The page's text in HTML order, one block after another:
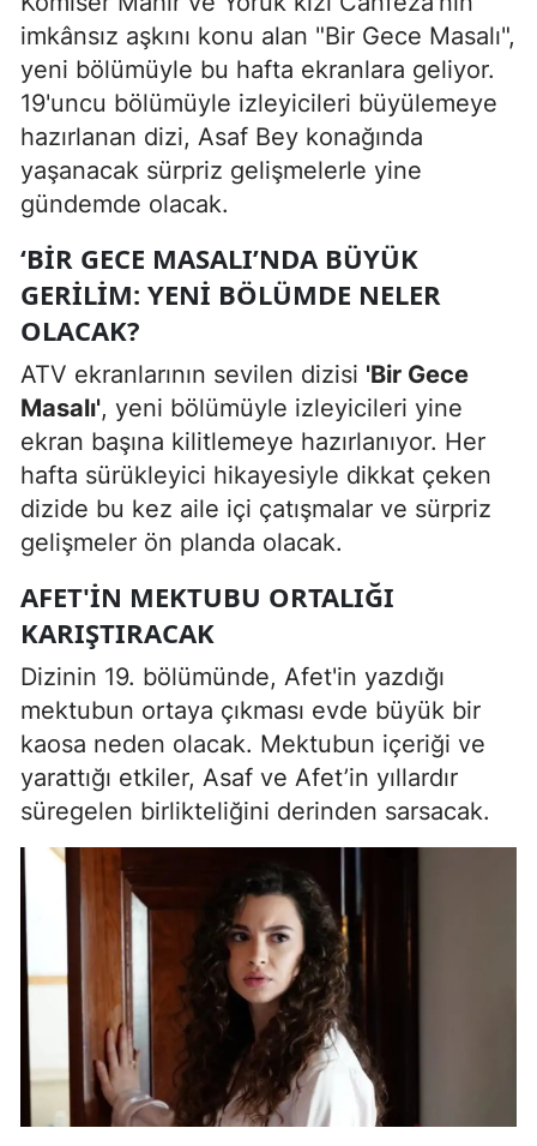
imkânsız aşkını konu alan "Bir Gece Masalı",
yeni bölümüyle bu hafta ekranlara geliyor.
19'uncu bölümüyle izleyicileri büyülemeye
hazırlanan dizi, Asaf Bey konağında
yaşanacak sürpriz gelişmelerle yine
gündemde olacak.
‘BIR GECE MASALI’NDA BÜYÜK
GERILIM: YENI BÖLÜMDE NELER
OLACAK?
ATV ekranlarının sevilen dizisi 'Bir Gece
Masalı', yeni bölümüyle izleyicileri yine
ekran başına kilitlemeye hazırlanıyor. Her
hafta sürükleyici hikayesiyle dikkat çeken
dizide bu kez aile içi çatışmalar ve sürpriz
gelişmeler ön planda olacak.
AFET'IN MEKTUBU ORTALIĞI
KARIŞTIRACAK
Dizinin 19. bölümünde, Afet'in yazdığı
mektubun ortaya çıkması evde büyük bir
kaosa neden olacak. Mektubun içeriği ve
yarattığı etkiler, Asaf ve Afet’in yıllardır
süregelen birlikteliğini derinden sarsacak.